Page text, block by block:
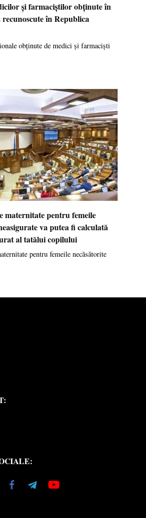
și farmaciștilor obținute în
în Republica
obținute de medici și farmaciști
maternitate pentru femeile
va putea fi calculată
al tatălui copilului
pentru femeile necăsătorite